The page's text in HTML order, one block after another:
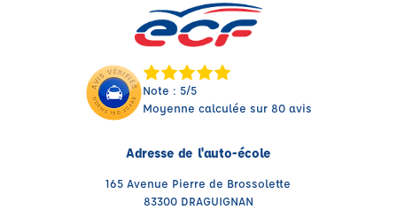
Note : 5/5
Moyenne calculée sur 80 avis
Adresse de l'auto-école
165 Avenue Pierre de Brossolette
83300 DRAGUIGNAN